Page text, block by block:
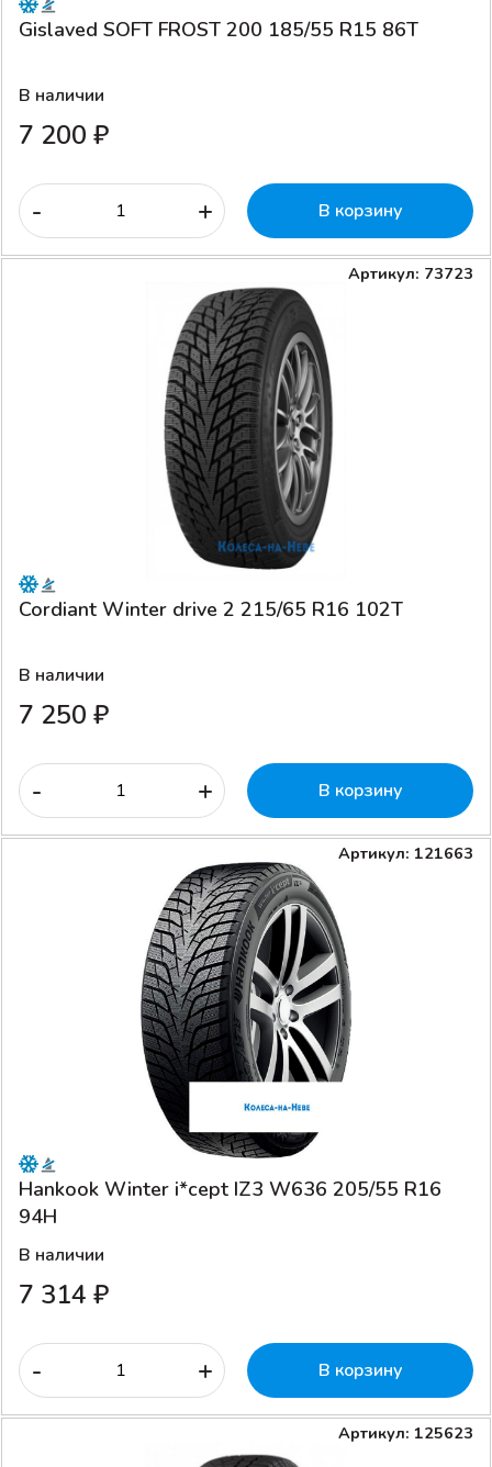
Gislaved SOFT FROST 200 185/55 R15 86T
В наличии
7 200 ₽
- + В корзину
Артикул: 73723
Cordiant Winter drive 2 215/65 R16 102T
В наличии
7 250 ₽
- + В корзину
Артикул: 121663
Hankook Winter i*cept IZ3 W636 205/55 R16
94H
В наличии
7 314 ₽
- + В корзину
Артикул: 125623